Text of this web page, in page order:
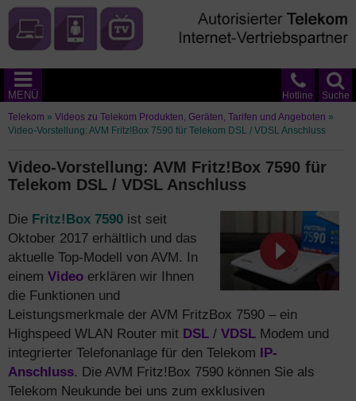
Suche
Hotline
MENÜ
Telekom » Videos zu Telekom Produkten, Geräten, Tarifen und Angeboten »
Video-Vorstellung: AVM Fritz!Box 7590 für Telekom DSL / VDSL Anschluss
Video-Vorstellung: AVM Fritz!Box 7590 für
Telekom DSL / VDSL Anschluss
Die Fritz!Box 7590 ist seit
Oktober 2017 erhältlich und das
aktuelle Top-Modell von AVM. In
einem Video erklären wir Ihnen
die Funktionen und
Leistungsmerkmale der AVM FritzBox 7590 – ein
Highspeed WLAN Router mit DSL / VDSL Modem und
integrierter Telefonanlage für den Telekom IP-
Anschluss. Die AVM Fritz!Box 7590 können Sie als
Telekom Neukunde bei uns zum exklusiven